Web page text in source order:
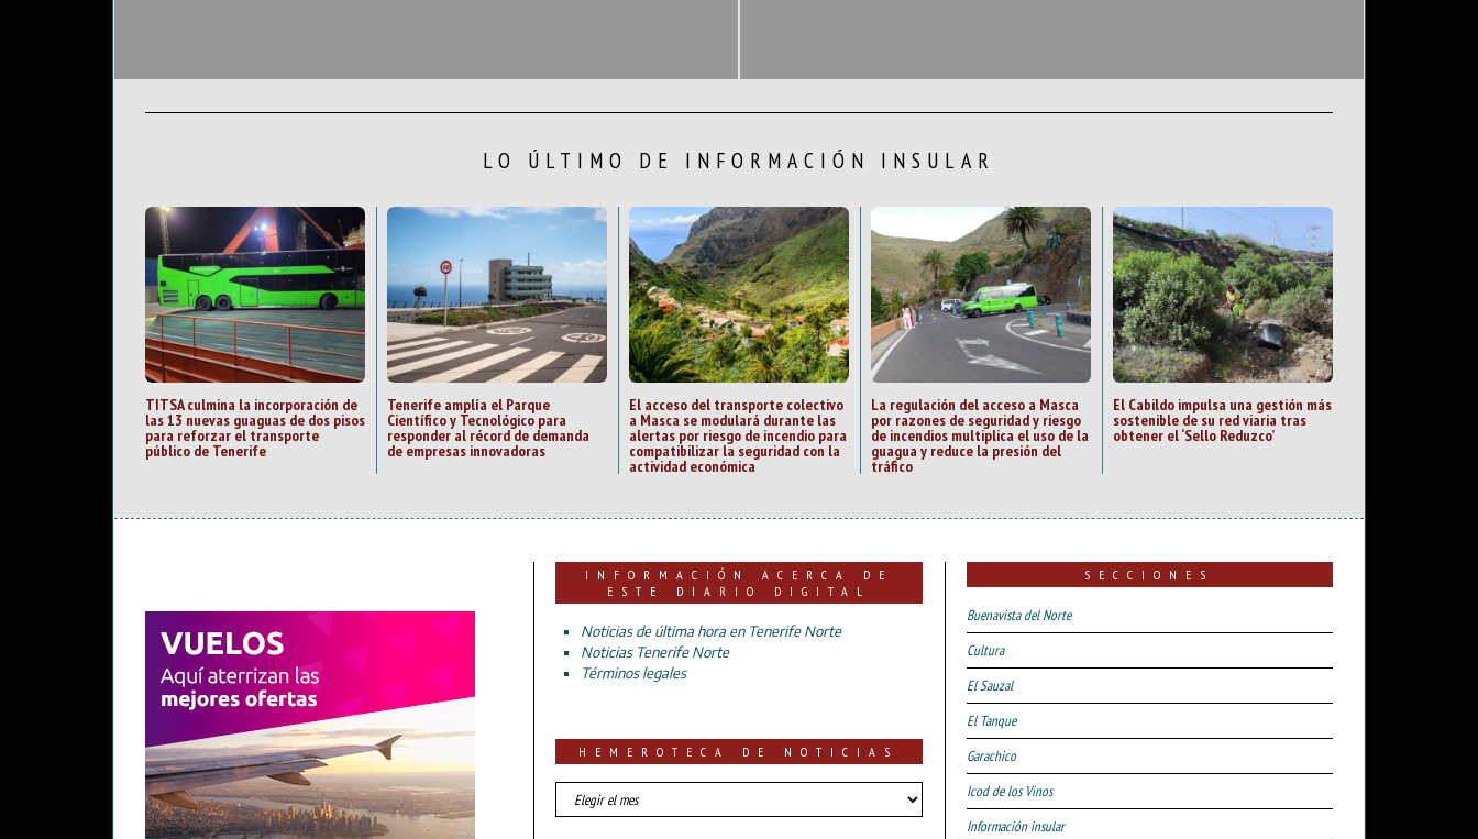
LO ÚLTIMO DE INFORMACIÓN INSULAR
TITSA culmina la incorporación de
las 13 nuevas guaguas de dos pisos
para reforzar el transporte
público de Tenerife
Tenerife amplía el Parque
Científico y Tecnológico para
responder al récord de demanda
de empresas innovadoras
El acceso del transporte colectivo
a Masca se modulará durante las
alertas por riesgo de incendio para
compatibilizar la seguridad con la
actividad económica
La regulación del acceso a Masca
por razones de seguridad y riesgo
de incendios multiplica el uso de la
guagua y reduce la presión del
tráfico
El Cabildo impulsa una gestión más
sostenible de su red viaria tras
obtener el ‘Sello Reduzco’
INFORMACIÓN ACERCA DE
ESTE DIARIO DIGITAL
Noticias de última hora en Tenerife Norte
Noticias Tenerife Norte
Términos legales
HEMEROTECA DE NOTICIAS
HEMEROTECA
DE
SECCIONES
Buenavista del Norte
Cultura
El Sauzal
El Tanque
Garachico
Icod de los Vinos
Información insular